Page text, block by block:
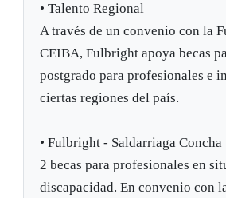
• Talento Regional
A través de un convenio con la
CEIBA, Fulbright apoya becas
postgrado para profesionales e
ciertas regiones del país.
• Fulbright - Saldarriaga Concha
2 becas para profesionales en
discapacidad. En convenio con